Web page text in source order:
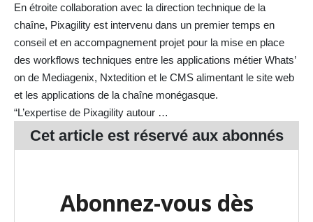
En étroite collaboration avec la direction technique de la
chaîne, Pixagility est intervenu dans un premier temps en
conseil et en accompagnement projet pour la mise en place
des workflows techniques entre les applications métier Whats’
on de Mediagenix, Nxtedition et le CMS alimentant le site web
et les applications de la chaîne monégasque.
“L’expertise de Pixagility autour …
Cet article est réservé aux abonnés
Abonnez-vous dès